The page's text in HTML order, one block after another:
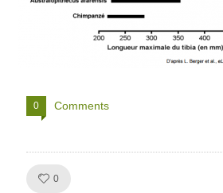
0 Comments
0